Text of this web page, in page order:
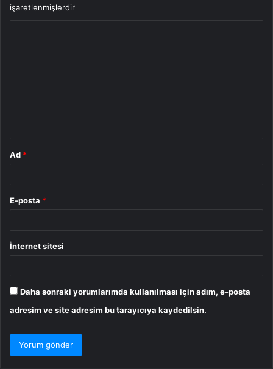
işaretlenmişlerdir
Ad *
E-posta *
İnternet sitesi
Daha sonraki yorumlarımda kullanılması için adım, e-posta
adresim ve site adresim bu tarayıcıya kaydedilsin.